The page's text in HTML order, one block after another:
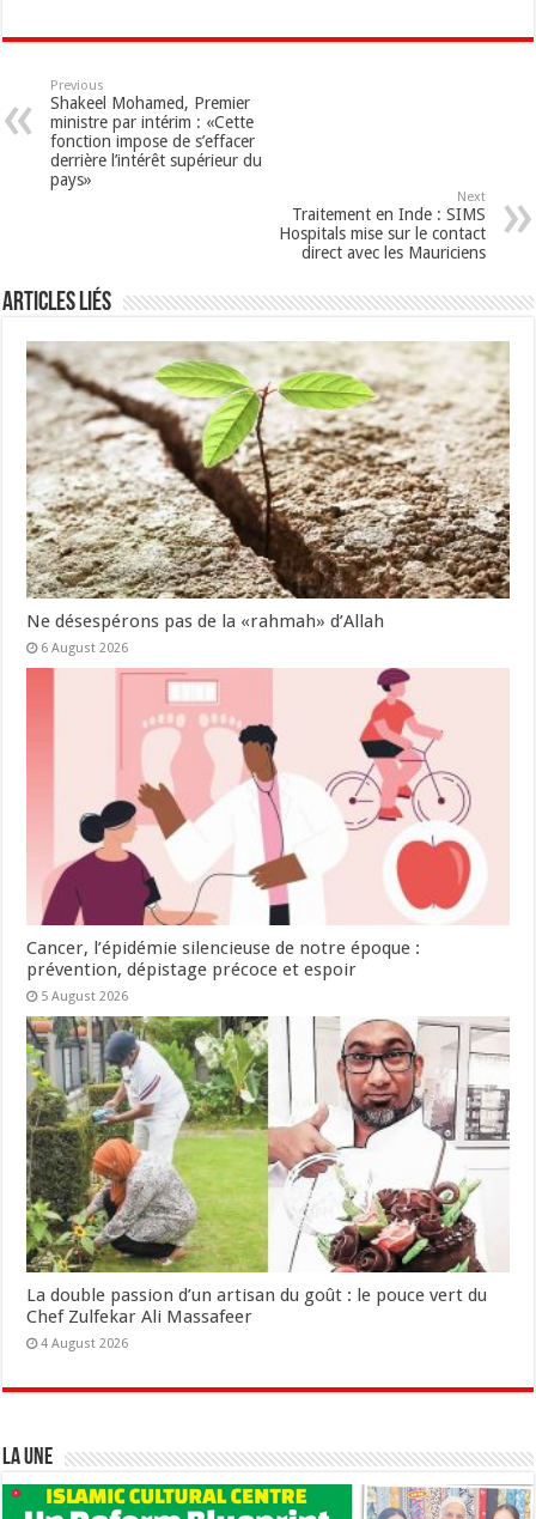
Previous
Shakeel Mohamed, Premier
ministre par intérim : «Cette
fonction impose de s’effacer
derrière l’intérêt supérieur du
pays»
Next
Traitement en Inde : SIMS
Hospitals mise sur le contact
direct avec les Mauriciens
Articles Liés
Ne désespérons pas de la «rahmah» d’Allah
6 August 2026
Cancer, l’épidémie silencieuse de notre époque :
prévention, dépistage précoce et espoir
5 August 2026
La double passion d’un artisan du goût : le pouce vert du
Chef Zulfekar Ali Massafeer
4 August 2026
LA UNE